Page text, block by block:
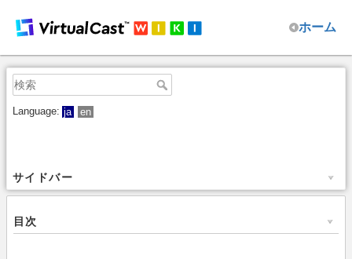
ホーム
Language: ja en
サイドバー
目次